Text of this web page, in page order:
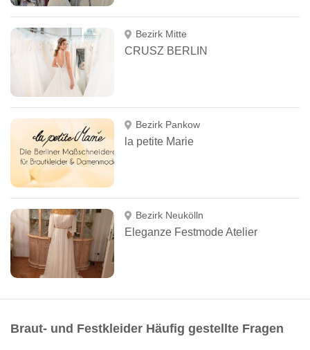
Bezirk Mitte
CRUSZ BERLIN
Bezirk Pankow
la petite Marie
Bezirk Neukölln
Eleganze Festmode Atelier
Braut- und Festkleider Häufig gestellte Fragen